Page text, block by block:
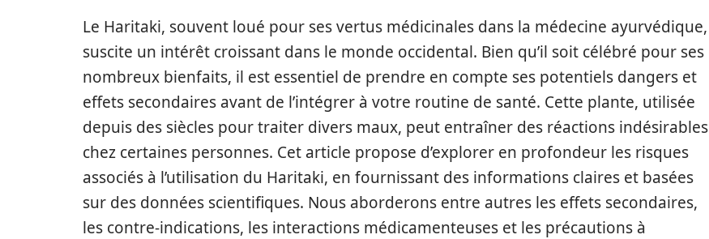
Le Haritaki, souvent loué pour ses vertus médicinales dans la médecine ayurvédique,
suscite un intérêt croissant dans le monde occidental. Bien qu’il soit célébré pour ses
nombreux bienfaits, il est essentiel de prendre en compte ses potentiels dangers et
effets secondaires avant de l’intégrer à votre routine de santé. Cette plante, utilisée
depuis des siècles pour traiter divers maux, peut entraîner des réactions indésirables
chez certaines personnes. Cet article propose d’explorer en profondeur les risques
associés à l’utilisation du Haritaki, en fournissant des informations claires et basées
sur des données scientifiques. Nous aborderons entre autres les effets secondaires,
les contre-indications, les interactions médicamenteuses et les précautions à